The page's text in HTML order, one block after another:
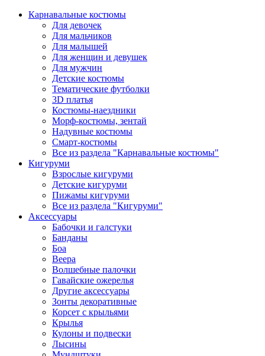
Карнавальные костюмы
Для девочек
Для мальчиков
Для малышей
Для женщин и девушек
Для мужчин
Детские костюмы
Тематические футболки
3D платья
Костюмы-наездники
Морф-костюмы, зентай
Надувные костюмы
Смарт-костюмы
Все из раздела "Карнавальные костюмы"
Кигуруми
Взрослые кигуруми
Детские кигуруми
Пижамы кигуруми
Все из раздела "Кигуруми"
Аксессуары
Бабочки и галстуки
Банданы
Боа
Веера
Волшебные палочки
Гавайские ожерелья
Другие аксессуары
Зонты декоративные
Корсет с крыльями
Крылья
Кулоны и подвески
Лысины